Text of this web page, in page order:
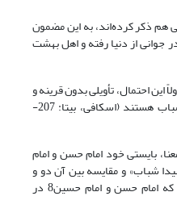
ذکر کرده‌اند، به این مضمون
از دنیا رفته و اهل بهشت
این احتمال، تأویلی بدون قرینه و
شاهد است و چون همه بهشتیان شباب هستند (اسکافی، بی‏تا: 207-
بایستی خود امام حسن و امام
«سیدا شباب» و مقایسه بین آن دو و
سایر جوانان صحیح باشد، در حالی که امام حسن و امام حسین8 در